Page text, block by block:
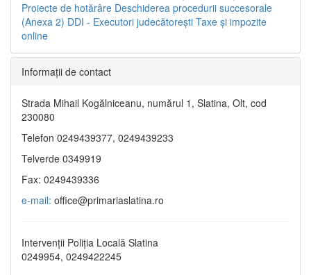
Proiecte de hotărâre Deschiderea procedurii succesorale
(Anexa 2) DDI - Executori judecătorești Taxe şi impozite
online
Informaţii de contact
Strada Mihail Kogălniceanu, numărul 1, Slatina, Olt, cod
230080
Telefon 0249439377, 0249439233
Telverde 0349919
Fax: 0249439336
e-mail: office@primariaslatina.ro
Intervenții Poliția Locală Slatina
0249954, 0249422245